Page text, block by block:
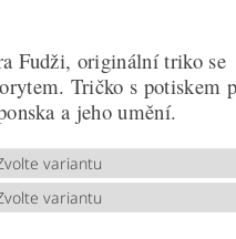
Fudži, originální triko se
Tričko s potiskem
a jeho umění.